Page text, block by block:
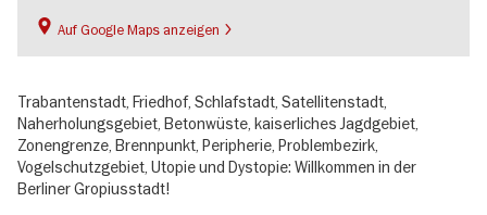
Auf Google Maps anzeigen
Trabantenstadt, Friedhof, Schlafstadt, Satellitenstadt,
Naherholungsgebiet, Betonwüste, kaiserliches Jagdgebiet,
Zonengrenze, Brennpunkt, Peripherie, Problembezirk,
Vogelschutzgebiet, Utopie und Dystopie: Willkommen in der
Berliner Gropiusstadt!